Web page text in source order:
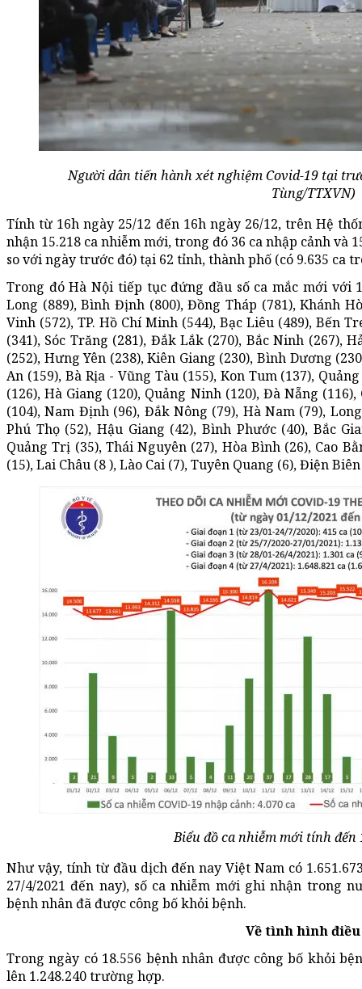
Người dân tiến hành xét nghiệm Covid-19 tại
Tùng/TTXVN)
Tính từ 16h ngày 25/12 đến 16h ngày 26/12, trên Hệ
nhận 15.218 ca nhiễm mới, trong đó 36 ca nhập cảnh và
so với ngày trước đó) tại 62 tỉnh, thành phố (có 9.635 ca
Trong đó Hà Nội tiếp tục đứng đầu số ca mắc mới với
Long (889), Bình Định (800), Đồng Tháp (781), Khánh
Vinh (572), TP. Hồ Chí Minh (544), Bạc Liêu (489), Bến
(341), Sóc Trăng (281), Đắk Lắk (270), Bắc Ninh (267),
(252), Hưng Yên (238), Kiên Giang (230), Bình Dương
An (159), Bà Rịa - Vũng Tàu (155), Kon Tum (137),
(126), Hà Giang (120), Quảng Ninh (120), Đà Nẵng
(104), Nam Định (96), Đắk Nông (79), Hà Nam (79),
Phú Thọ (52), Hậu Giang (42), Bình Phước (40), Bắc
Quảng Trị (35), Thái Nguyên (27), Hòa Bình (26), Cao
(15), Lai Châu (8 ), Lào Cai (7), Tuyên Quang (6), Điện
Biểu đồ ca nhiễm mới tính đến
Như vậy, tính từ đầu dịch đến nay Việt Nam có
27/4/2021 đến nay), số ca nhiễm mới ghi nhận trong
bệnh nhân đã được công bố khỏi bệnh.
Về tình hình
Trong ngày có 18.556 bệnh nhân được công bố khỏi
lên 1.248.240 trường hợp.